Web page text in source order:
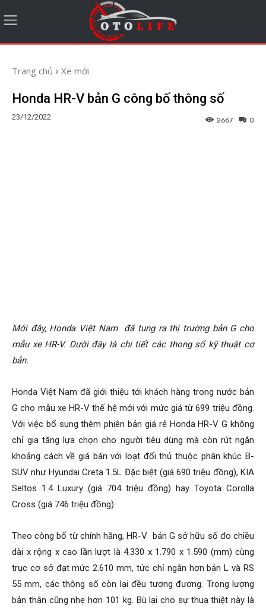
Trang chủ Xe mới
Honda HR-V bản G công bố thông số
23/12/2022 0
2667
Mới đây, Honda Việt Nam đã tung ra thị trường bản G cho
mẫu xe HR-V. Dưới đây là chi tiết các thong số kỹ thuật cơ
bản.
Honda Việt Nam đã giới thiệu tới khách hàng trong nước bản
G cho mẫu xe HR-V thế hệ mới với mức giá từ 699 triệu đồng.
Với việc bổ sung thêm phiên bản giá rẻ Honda HR-V G không
chỉ gia tăng lựa chọn cho người tiêu dùng mà còn rút ngắn
khoảng cách về giá bán với loạt đối thủ thuộc phân khúc B-
SUV như Hyundai Creta 1.5L Đặc biệt (giá 690 triệu đồng), KIA
Seltos 1.4 Luxury (giá 704 triệu đồng) hay Toyota Corolla
Cross (giá 746 triệu đồng).
Theo công bố từ chính hãng, HR-V bản G sở hữu số đo chiều
dài x rộng x cao lần lượt là 4.330 x 1.790 x 1.590 (mm) cùng
trục cơ sở đạt mức 2.610 mm, tức chỉ ngắn hơn bản L và RS
55 mm, các thông số còn lại đều tương đương. Trọng lượng
bản thân cũng nhẹ hơn 101 kg. Bù lại cho sự thua thiệt này là